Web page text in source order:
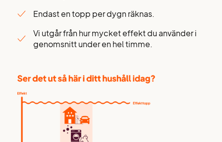
Endast en topp per dygn räknas.
Vi utgår från hur mycket effekt du använder i
genomsnitt under en hel timme.